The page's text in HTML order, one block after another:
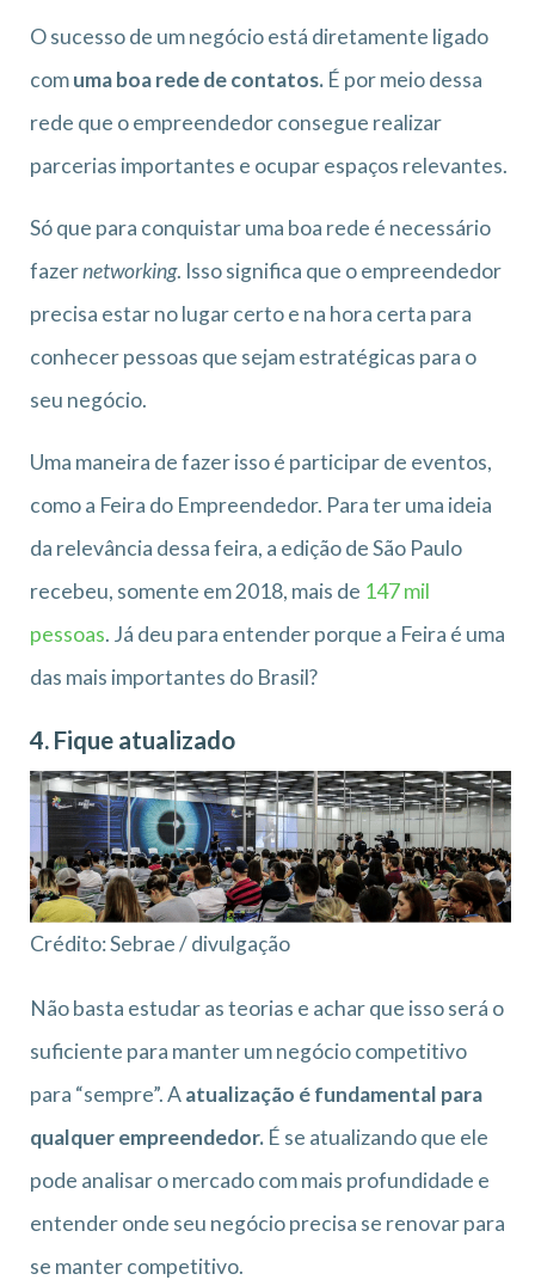
O sucesso de um negócio está diretamente ligado
comuma boa rede de contatos. É por meio dessa
rede que o empreendedor consegue realizar
parcerias importantes e ocupar espaços relevantes.
Só que para conquistar uma boa rede é necessário
fazernetworking. Isso significa que o empreendedor
precisa estar no lugar certo e na hora certa para
conhecer pessoas que sejam estratégicas para o
seu negócio.
Uma maneira de fazer isso é participar de eventos,
como a Feira do Empreendedor. Para ter uma ideia
da relevância dessa feira, a edição de São Paulo
recebeu, somente em 2018, mais de 147 mil
pessoas. Já deu para entender porque a Feira é uma
das mais importantes do Brasil?
4. Fique atualizado
Crédito: Sebrae / divulgação
Não basta estudar as teorias e achar que isso será o
suficiente para manter um negócio competitivo
para “sempre”. Aatualização é fundamental para
qualquer empreendedor. É se atualizando que ele
pode analisar o mercado com mais profundidade e
entender onde seu negócio precisa se renovar para
se manter competitivo.